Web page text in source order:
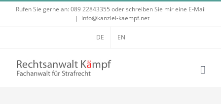
Rufen Sie gerne an: 089 22843355 oder schreiben Sie mir eine E-Mail
| info@kanzlei-kaempf.net
DE EN